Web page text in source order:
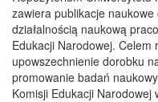
zawiera publikacje
działalnością naukową
Edukacji Narodowej.
upowszechnienie dorobku
promowanie badań
Komisji Edukacji Narodowej